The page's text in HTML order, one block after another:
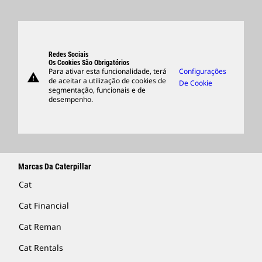
Suporte
Merchandise
Encontrar Um Revendedor
warning
Redes Sociais
Os Cookies São Obrigatórios
Para ativar esta funcionalidade, terá
de aceitar a utilização de cookies de
segmentação, funcionais e de
desempenho.
Configurações
De Cookie
Marcas Da Caterpillar
Cat
Cat Financial
Cat Reman
Cat Rentals